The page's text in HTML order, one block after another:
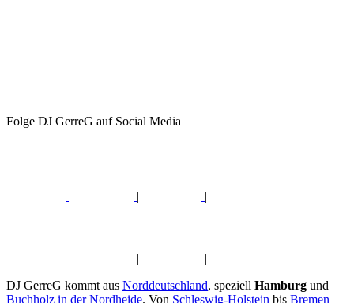
Folge DJ GerreG auf Social Media
| | |
| |
|
DJ GerreG kommt aus Norddeutschland, speziell Hamburg und
Buchholz in der Nordheide. Von Schleswig-Holstein bis Bremen